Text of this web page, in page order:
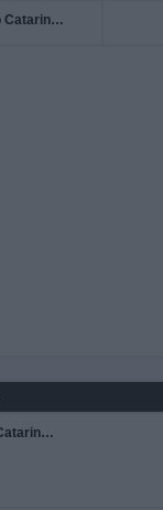
Campionato Catarinense
Campionato Catarinense